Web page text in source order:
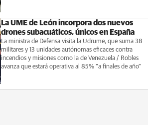
La UME de León incorpora dos nuevos
drones subacuáticos, únicos en España
La ministra de Defensa visita la Udrume, que suma 38
militares y 13 unidades autónomas eficaces contra
incendios y misiones como la de Venezuela / Robles
avanza que estará operativa al 85% "a finales de año"